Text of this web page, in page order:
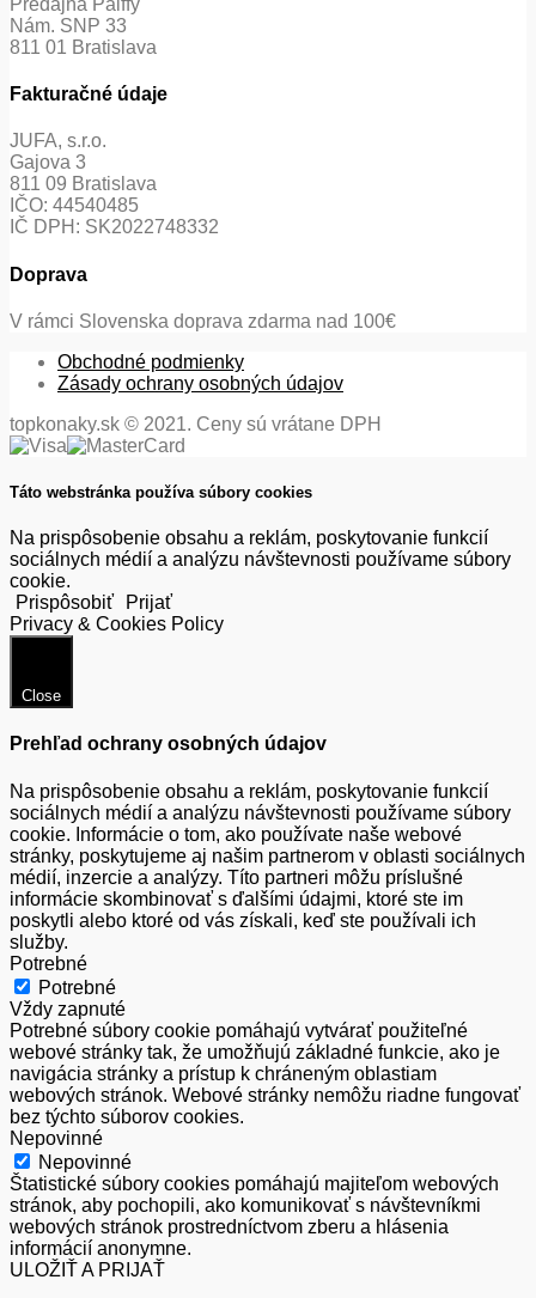
Nám. SNP 33
811 01 Bratislava
Fakturačné údaje
JUFA, s.r.o.
Gajova 3
811 09 Bratislava
IČO: 44540485
IČ DPH: SK2022748332
Doprava
V rámci Slovenska doprava zdarma nad 100€
Obchodné podmienky
Zásady ochrany osobných údajov
topkonaky.sk © 2021. Ceny sú vrátane DPH
Táto webstránka používa súbory cookies
Na prispôsobenie obsahu a reklám, poskytovanie funkcií
sociálnych médií a analýzu návštevnosti používame súbory
cookie.
Prispôsobiť
Prijať
Privacy & Cookies Policy
Close
Prehľad ochrany osobných údajov
Na prispôsobenie obsahu a reklám, poskytovanie funkcií
sociálnych médií a analýzu návštevnosti používame súbory
cookie. Informácie o tom, ako používate naše webové
stránky, poskytujeme aj našim partnerom v oblasti sociálnych
médií, inzercie a analýzy. Títo partneri môžu príslušné
informácie skombinovať s ďalšími údajmi, ktoré ste im
poskytli alebo ktoré od vás získali, keď ste používali ich
služby.
Potrebné
Potrebné
Vždy zapnuté
Potrebné súbory cookie pomáhajú vytvárať použiteľné
webové stránky tak, že umožňujú základné funkcie, ako je
navigácia stránky a prístup k chráneným oblastiam
webových stránok. Webové stránky nemôžu riadne fungovať
bez týchto súborov cookies.
Nepovinné
Nepovinné
Štatistické súbory cookies pomáhajú majiteľom webových
stránok, aby pochopili, ako komunikovať s návštevníkmi
webových stránok prostredníctvom zberu a hlásenia
informácií anonymne.
ULOŽIŤ A PRIJAŤ